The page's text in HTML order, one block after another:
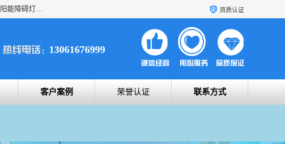
上海宇叶电子科技有限公司是吊钩视频监控、升降机监控、卸料平台监控、塔吊防碰撞、黑匣子防碰撞、风速仪，太阳能障碍灯安全提示灯等一系列升降机的常用配件产品专业研发生产加工的公司，拥有完整、科学的质量管理体系。 资质认证
13061676999
客户案例 荣誉认证 联系方式